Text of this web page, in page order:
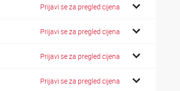
Prijavi se za pregled cijena
Prijavi se za pregled cijena
Prijavi se za pregled cijena
Prijavi se za pregled cijena